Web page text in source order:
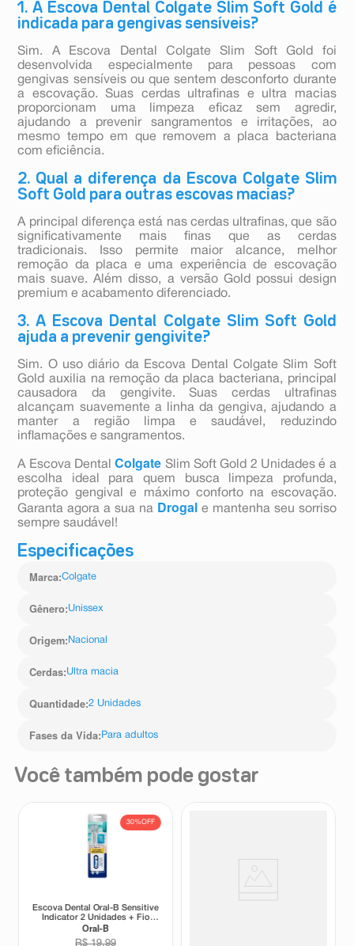
1. A Escova Dental Colgate Slim Soft Gold é
indicada para gengivas sensíveis?
Sim. A Escova Dental Colgate Slim Soft Gold foi
desenvolvida especialmente para pessoas com
gengivas sensíveis ou que sentem desconforto durante
a escovação. Suas cerdas ultrafinas e ultra macias
proporcionam uma limpeza eficaz sem agredir,
ajudando a prevenir sangramentos e irritações, ao
mesmo tempo em que removem a placa bacteriana
com eficiência.
2. Qual a diferença da Escova Colgate Slim
Soft Gold para outras escovas macias?
A principal diferença está nas cerdas ultrafinas, que são
significativamente mais finas que as cerdas
tradicionais. Isso permite maior alcance, melhor
remoção da placa e uma experiência de escovação
mais suave. Além disso, a versão Gold possui design
premium e acabamento diferenciado.
3. A Escova Dental Colgate Slim Soft Gold
ajuda a prevenir gengivite?
Sim. O uso diário da Escova Dental Colgate Slim Soft
Gold auxilia na remoção da placa bacteriana, principal
causadora da gengivite. Suas cerdas ultrafinas
alcançam suavemente a linha da gengiva, ajudando a
manter a região limpa e saudável, reduzindo
inflamações e sangramentos.
A Escova DentalColgate Slim Soft Gold 2 Unidades é a
escolha ideal para quem busca limpeza profunda,
proteção gengival e máximo conforto na escovação.
Garanta agora a sua na Drogal e mantenha seu sorriso
sempre saudável!
Especificações
Marca:Colgate
Gênero:Unissex
Origem: Nacional
Cerdas:Ultra macia
Quantidade:2 Unidades
Fases da Vida: Para adultos
Você também pode gostar
30%OFF
Escova Dental Oral-B Sensitive
Indicator 2 Unidades + Fio
Dental
Oral-B
R$ 19,99